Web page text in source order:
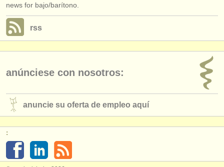
news for bajo/barítono.
rss
anúnciese con nosotros:
anuncie su oferta de empleo aquí
: